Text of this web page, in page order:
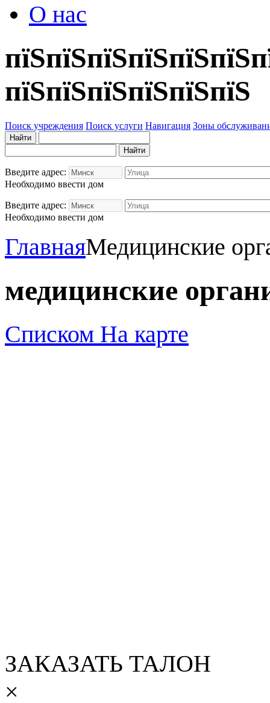
О нас
пїЅпїЅпїЅпїЅпїЅпїЅ
Поиск учреждения Поиск услуги Навигация Зоны
Введите адрес:
Необходимо ввести дом
Введите адрес:
Необходимо ввести дом
ГлавнаяМедицинские
медицинские
Списком На карте
ЗАКАЗАТЬ ТАЛОН
×